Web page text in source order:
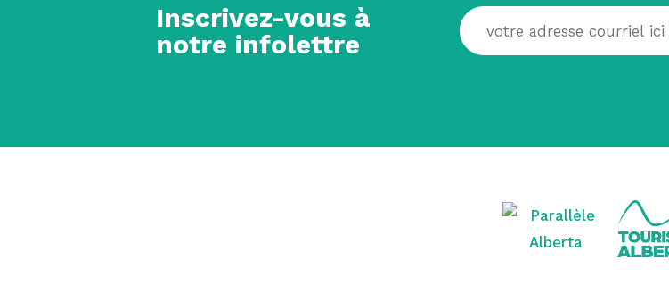
Inscrivez-vous à
notre infolettre